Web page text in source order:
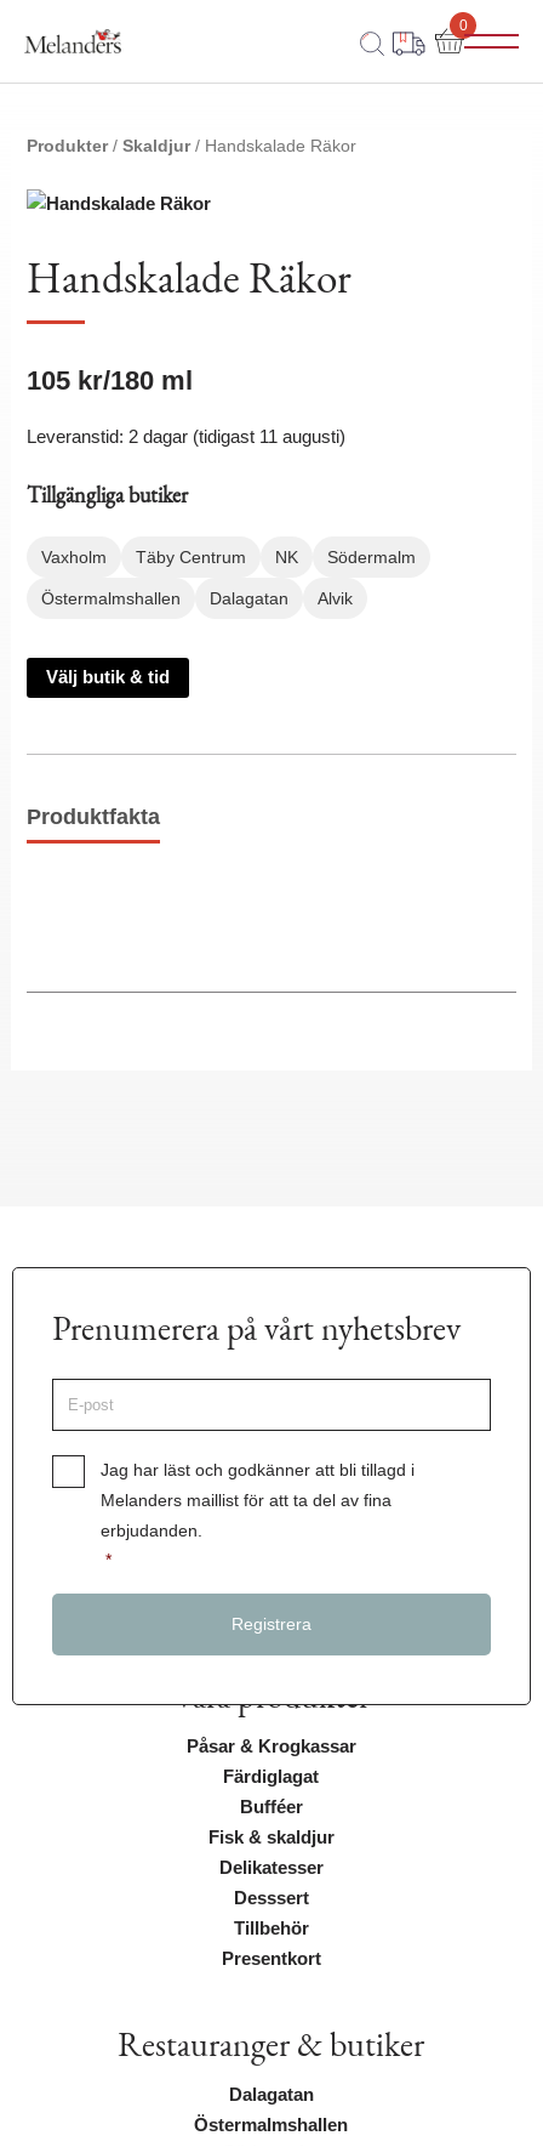
0
Produkter/Skaldjur/ Handskalade Räkor
Handskalade Räkor
105 kr/180 ml
Leveranstid: 2 dagar (tidigast 11 augusti)
Tillgängliga butiker
Vaxholm Täby Centrum NK Södermalm
Östermalmshallen Dalagatan Alvik
Välj butik & tid
Produktfakta
Prenumerera på vårt nyhetsbrev
post
Samtycke
Jag har läst och godkänner att bli tillagd i
Melanders maillist för att ta del av fina
erbjudanden.
*
Våra produkter
Påsar & Krogkassar
Färdiglagat
Bufféer
Fisk & skaldjur
Delikatesser
Desssert
Tillbehör
Presentkort
Restauranger & butiker
Dalagatan
Östermalmshallen